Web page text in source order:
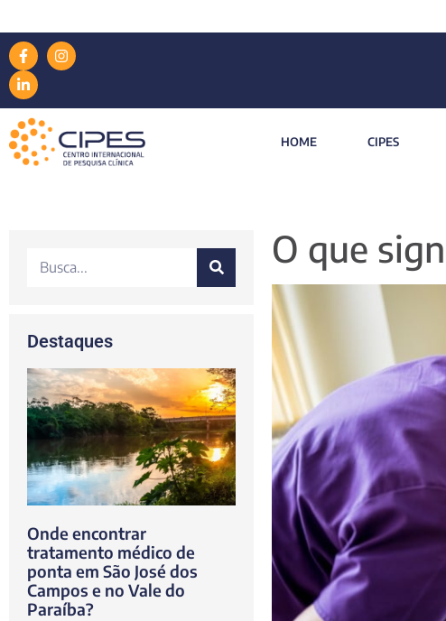
HOME CIPES
Destaques
Onde encontrar
tratamento médico de
ponta em São José dos
Campos e no Vale do
Paraíba?
O que